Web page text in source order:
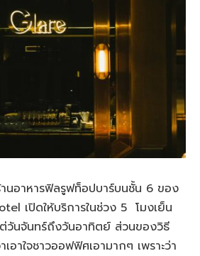
านอาหารฟิลรูฟท็อปบาร์บนชั้น 6 ของ
เปิดให้บริการในช่วง 5 โมงเย็น
นจันทร์ถึงวันอาทิตย์ ส่วนของวิธี
อาใจชาวออฟฟิศเอามากๆ เพราะว่า